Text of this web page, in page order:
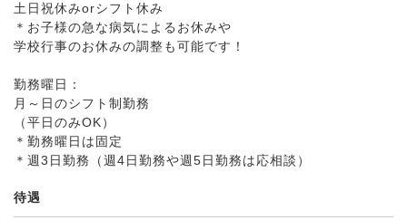
土日祝休みorシフト休み
＊お子様の急な病気によるお休みや
学校行事のお休みの調整も可能です！
勤務曜日：
月～日のシフト制勤務
（平日のみOK）
＊勤務曜日は固定
＊週3日勤務（週4日勤務や週5日勤務は応相談）
待遇